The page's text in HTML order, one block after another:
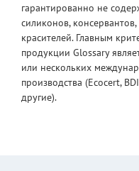
гарантированно не
силиконов,
красителей. Главным
продукции Glossary
или нескольких
производства (Ecocert,
другие).